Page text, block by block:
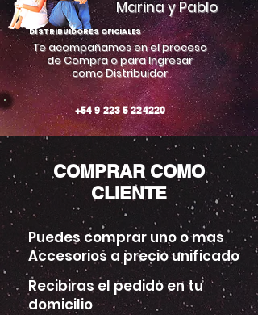
Marina y Pablo
DISTRIBUIDORES OFICIALES
Te acompañamos en el proceso
de Compra o para Ingresar
como Distribuidor
+54 9 223 5 224220
COMPRAR COMO
CLIENTE
Puedes comprar uno o mas
Accesorios a precio unificado
Recibiras el pedido en tu
domicilio